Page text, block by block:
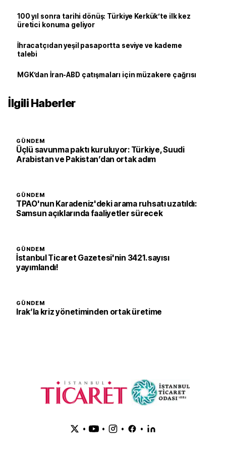
100 yıl sonra tarihi dönüş: Türkiye Kerkük’te ilk kez
üretici konuma geliyor
İhracatçıdan yeşil pasaportta seviye ve kademe
talebi
MGK’dan İran-ABD çatışmaları için müzakere çağrısı
İlgili Haberler
GÜNDEM
Üçlü savunma paktı kuruluyor: Türkiye, Suudi
Arabistan ve Pakistan’dan ortak adım
GÜNDEM
TPAO'nun Karadeniz'deki arama ruhsatı uzatıldı:
Samsun açıklarında faaliyetler sürecek
GÜNDEM
İstanbul Ticaret Gazetesi'nin 3421. sayısı
yayımlandı!
GÜNDEM
Irak’la kriz yönetiminden ortak üretime
• • • •